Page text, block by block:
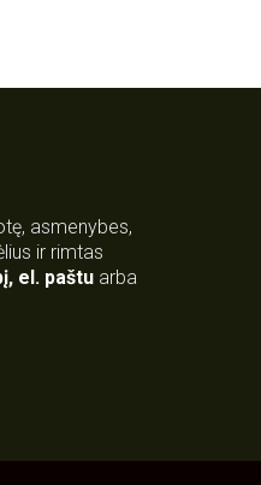
asmenybes,
ir rimtas
, el. paštu arba